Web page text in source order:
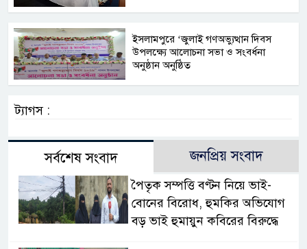
ইসলামপুরে ‘জুলাই গণঅভ্যুত্থান দিবস
উপলক্ষ্যে আলোচনা সভা ও সংবর্ধনা
অনুষ্ঠান অনুষ্ঠিত
ট্যাগস :
সর্বশেষ সংবাদ জনপ্রিয় সংবাদ
পৈতৃক সম্পত্তি বণ্টন নিয়ে ভাই-
বোনের বিরোধ, হুমকির অভিযোগ
বড় ভাই হুমায়ুন কবিরের বিরুদ্ধে